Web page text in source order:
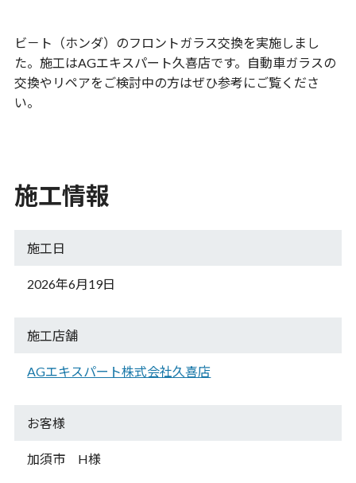
ビ－ト（ホンダ）のフロントガラス交換を実施しまし
た。施工はAGエキスパート久喜店です。自動車ガラスの
交換やリペアをご検討中の方はぜひ参考にご覧くださ
い。
施工情報
施工日
2026年6月19日
施工店舗
AGエキスパート株式会社久喜店
お客様
加須市 H様